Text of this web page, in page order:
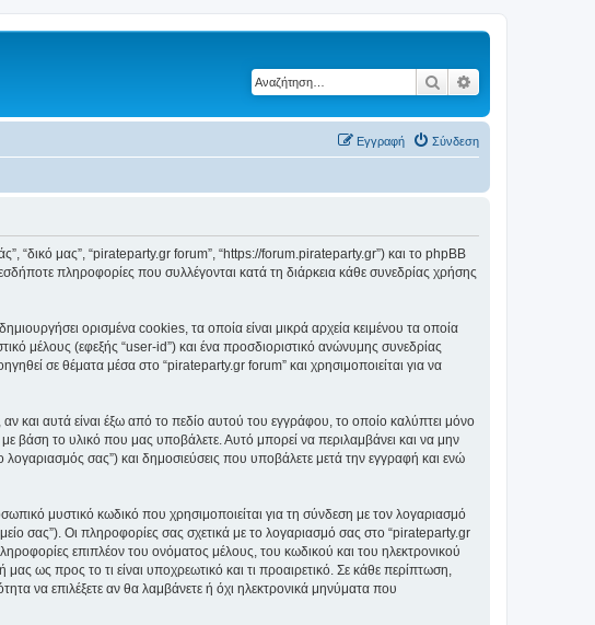
Αναζήτηση
Σύνδεση
Εγγραφή
“δικό μας”, “pirateparty.gr forum”, “https://forum.pirateparty.gr”) και το phpBB
πληροφορίες που συλλέγονται κατά τη διάρκεια κάθε συνεδρίας χρήσης
ορισμένα cookies, τα οποία είναι μικρά αρχεία κειμένου τα οποία
μέλους (εφεξής “user-id”) και ένα προσδιοριστικό ανώνυμης συνεδρίας
σε θέματα μέσα στο “pirateparty.gr forum” και χρησιμοποιείται για να
και αυτά είναι έξω από το πεδίο αυτού του εγγράφου, το οποίο καλύπτει μόνο
βάση το υλικό που μας υποβάλετε. Αυτό μπορεί να περιλαμβάνει και να μην
σας”) και δημοσιεύσεις που υποβάλετε μετά την εγγραφή και ενώ
μυστικό κωδικό που χρησιμοποιείται για τη σύνδεση με τον λογαριασμό
σας”). Οι πληροφορίες σας σχετικά με το λογαριασμό σας στο “pirateparty.gr
επιπλέον του ονόματος μέλους, του κωδικού και του ηλεκτρονικού
ως προς το τι είναι υποχρεωτικό και τι προαιρετικό. Σε κάθε περίπτωση,
να επιλέξετε αν θα λαμβάνετε ή όχι ηλεκτρονικά μηνύματα που